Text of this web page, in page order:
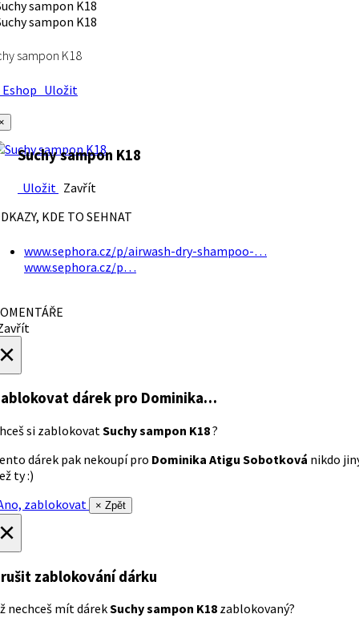
sampon K18
Uložit
Suchy sampon K18
Uložit Zavřít
KDE TO SEHNAT
www.sephora.cz/p/airwash-dry-shampoo-…
www.sephora.cz/p…
dárek pro Dominika…
si zablokovatSuchy sampon K18?
dárek pak nekoupí pro Dominika Atigu Sobotková nikdo
ty :)
zablokovat
× Zpět
zablokování dárku
nechceš mít dárekSuchy sampon K18 zablokovaný?